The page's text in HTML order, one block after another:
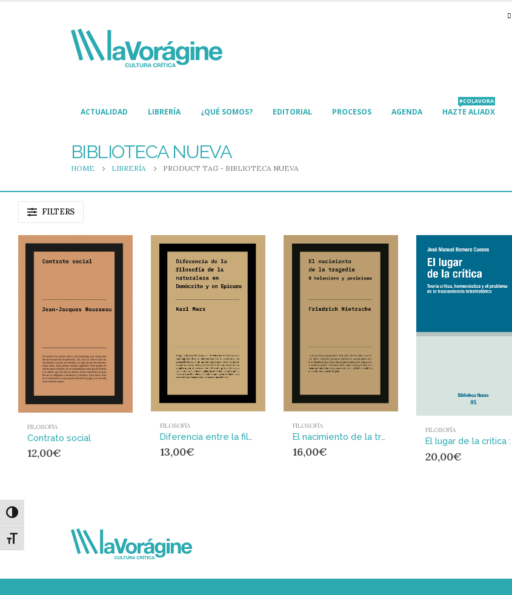
Alternar alto contraste
Alternar tamaño de letra
ACTUALIDAD LIBRERÍA ¿QUÉ SOMOS? EDITORIAL PROCESOS AGENDA HAZTE ALIADX
#COLAVORA
BIBLIOTECA NUEVA
HOME LIBRERÍA PRODUCT TAG - BIBLIOTECA NUEVA
FILTERS
FILOSOFÍA
Contrato social
12,00€
FILOSOFÍA
Diferencia entre la filosofía de la naturaleza en Demócrito y en Epicuro : La tesis de Marx: una mirada griega para pensar el mundo moderno
13,00€
FILOSOFÍA
El nacimiento de la tragedia : El origen de la rebeldía moderna: el diagnóstico profético de Nietzsche sobre la crisis de nuestra cultura
16,00€
FILOSOFÍA
20,00€